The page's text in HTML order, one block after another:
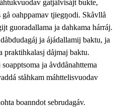
moattevuohta
diedulasjvuohta
ja diehtemvájnogisvuohta
gatjálvisájt bukte,
oahppamav tjiegŋodi. Skåvllå
guoradallama ja dahkama hárráj.
ja ájádallamij baktu, ja
praktihkalasj dåjmaj baktu.
ja åvddånahttema
ståhkam máhttelisvuodav
boanndot sebrudagáv.